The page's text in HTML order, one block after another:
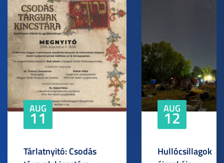
AUG
11
Tárlatnyitó: Csodás
AUG
12
Hullócsillagok